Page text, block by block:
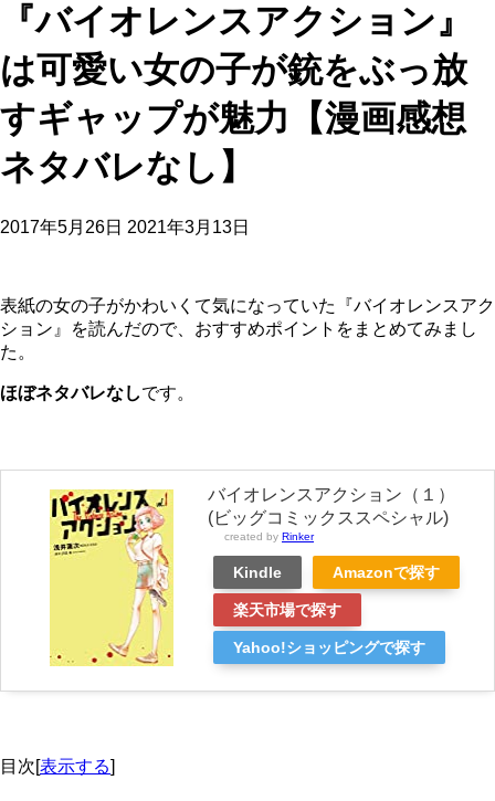
『バイオレンスアクション』
は可愛い女の子が銃をぶっ放
すギャップが魅力【漫画感想
ネタバレなし】
2017年5月26日 2021年3月13日
表紙の女の子がかわいくて気になっていた『バイオレンスアク
ション』を読んだので、おすすめポイントをまとめてみまし
た。
ほぼネタバレなしです。
バイオレンスアクション（１）
(ビッグコミックススペシャル)
created by Rinker
Kindle Amazonで探す
楽天市場で探す
Yahoo!ショッピングで探す
目次[表示する]